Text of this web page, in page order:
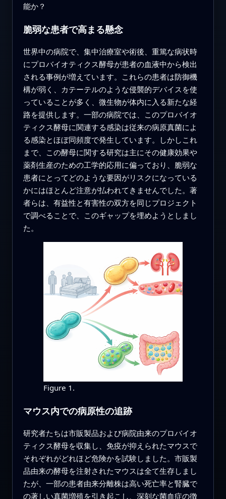
能か？
脆弱な患者で高まる懸念
世界中の病院で、集中治療室や術後、重篤な病状時
にプロバイオティクス酵母が患者の血液中から検出
される事例が増えています。これらの患者は防御機
構が弱く、カテーテルのような侵襲的デバイスを使
っていることが多く、微生物が体内に入る新たな経
路を提供します。一部の病院では、このプロバイオ
ティクス酵母に関連する感染は従来の病原真菌によ
る感染とほぼ同頻度で発生しています。しかしこれ
まで、この酵母に関する研究は主にその健康効果や
薬剤生産のための工学的応用に偏っており、脆弱な
患者にとってどのような要因がリスクになっている
かにはほとんど注意が払われてきませんでした。著
者らは、有益性と有害性の双方を同じプロジェクト
で調べることで、このギャップを埋めようとしまし
た。
Figure 1.
マウス内での病原性の追跡
研究者たちは市販製品および病院由来のプロバイオ
ティクス酵母を収集し、免疫が抑えられたマウスで
それぞれがどれほど危険かを試験しました。市販製
品由来の酵母を注射されたマウスは全て生存しまし
たが、一部の患者由来分離株は高い死亡率と腎臓で
の著しい真菌増殖を引き起こし、深刻な菌血症の徴